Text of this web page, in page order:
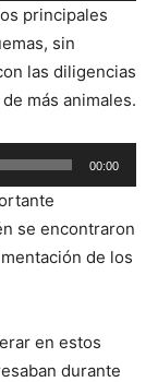
principales
sin
las diligencias
más animales.
00:00
se encontraron
de los
en estos
durante